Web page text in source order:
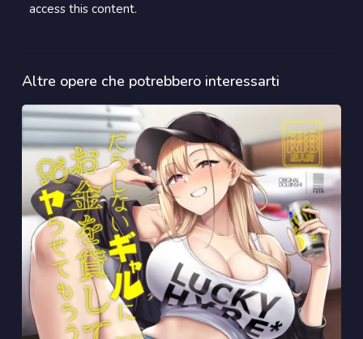
access this content.
Altre opere che potrebbero interessarti